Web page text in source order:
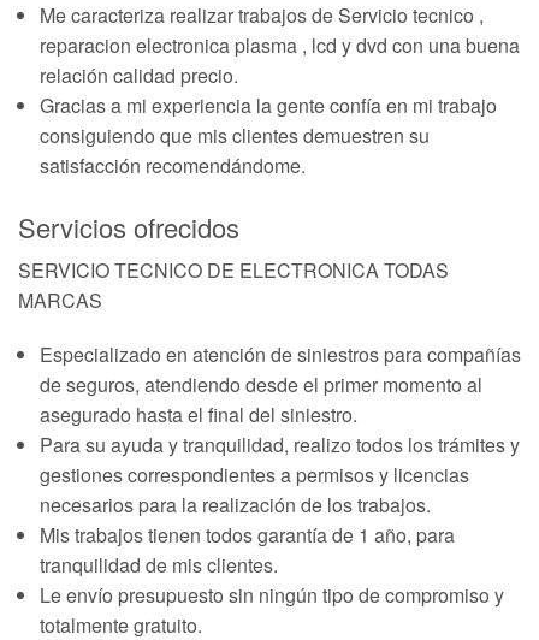
Me caracteriza realizar trabajos de Servicio tecnico ,
reparacion electronica plasma , lcd y dvd con una buena
relación calidad precio.
Gracias a mi experiencia la gente confía en mi trabajo
consiguiendo que mis clientes demuestren su
satisfacción recomendándome.
Servicios ofrecidos
SERVICIO TECNICO DE ELECTRONICA TODAS
MARCAS
Especializado en atención de siniestros para compañías
de seguros, atendiendo desde el primer momento al
asegurado hasta el final del siniestro.
Para su ayuda y tranquilidad, realizo todos los trámites y
gestiones correspondientes a permisos y licencias
necesarios para la realización de los trabajos.
Mis trabajos tienen todos garantía de 1 año, para
tranquilidad de mis clientes.
Le envío presupuesto sin ningún tipo de compromiso y
totalmente gratuito.